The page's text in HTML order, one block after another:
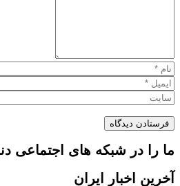
ما را در شبکه های اجتماعی
آخرین اخبار ایران